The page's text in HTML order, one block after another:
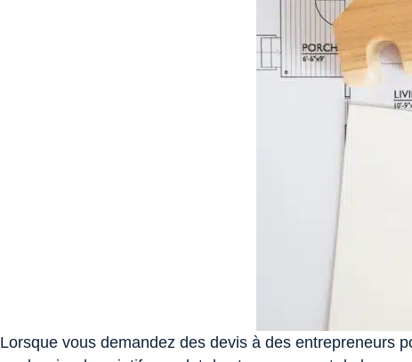
Lorsque vous demandez des devis à des entrepreneurs